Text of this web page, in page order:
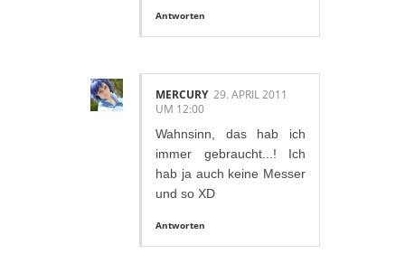
Antworten
MERCURY 29. APRIL 2011
UM 12:00
Wahnsinn, das hab ich
immer gebraucht...! Ich
hab ja auch keine Messer
und so XD
Antworten